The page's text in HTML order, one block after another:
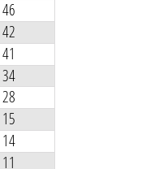
46
42
41
34
28
15
14
11